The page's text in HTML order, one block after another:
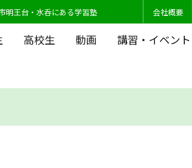
明王台・水呑にある学習塾 会社概要
高校生 動画 講習・イベント